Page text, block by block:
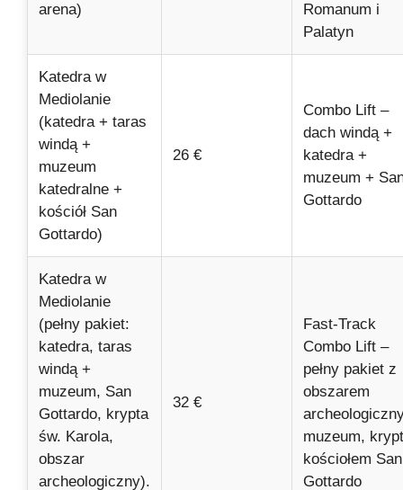
arena)
Romanum i
Palatyn
Katedra w
Mediolanie
(katedra + taras
windą +
muzeum
katedralne +
kościół San
Gottardo)
26 €
Combo Lift –
dach windą +
katedra +
muzeum +
Gottardo
Katedra w
Mediolanie
(pełny pakiet:
katedra, taras
windą +
muzeum, San
Gottardo, krypta
św. Karola,
obszar
archeologiczny).
32 €
Fast-Track
Combo Lift –
pełny pakiet z
obszarem
muzeum,
kościołem San
Gottardo